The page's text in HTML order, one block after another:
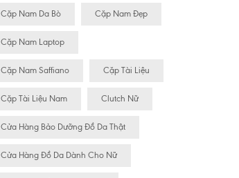
Cặp Nam Da Bò Cặp Nam Đẹp
Cặp Nam Laptop
Cặp Nam Saffiano Cặp Tài Liệu
Cặp Tài Liệu Nam Clutch Nữ
Cửa Hàng Bảo Dưỡng Đồ Da Thật
Cửa Hàng Đồ Da Dành Cho Nữ